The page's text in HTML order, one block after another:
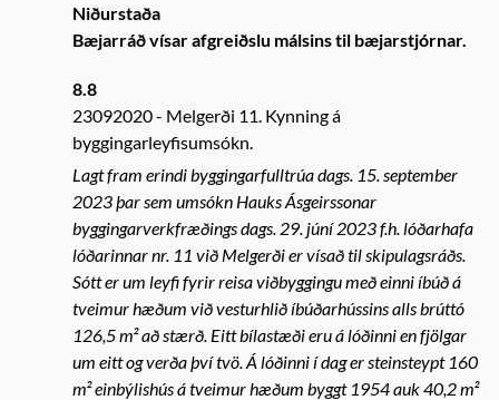
Niðurstaða
Bæjarráð vísar afgreiðslu málsins til bæjarstjórnar.
8.8
23092020
Melgerði 11. Kynning á
byggingarleyfisumsókn.
Lagt fram erindi byggingarfulltrúa dags. 15. september
2023 þar sem umsókn Hauks Ásgeirssonar
byggingarverkfræðings dags. 29. júní 2023 f.h. lóðarhafa
lóðarinnar nr. 11 við Melgerði er vísað til skipulagsráðs.
Sótt er um leyfi fyrir reisa viðbyggingu með einni íbúð á
tveimur hæðum við vesturhlið íbúðarhússins alls brúttó
126,5 m² að stærð. Eitt bílastæði eru á lóðinni en fjölgar
um eitt og verða því tvö. Á lóðinni í dag er steinsteypt 160
m² einbýlishús á tveimur hæðum byggt 1954 auk 40,2 m²